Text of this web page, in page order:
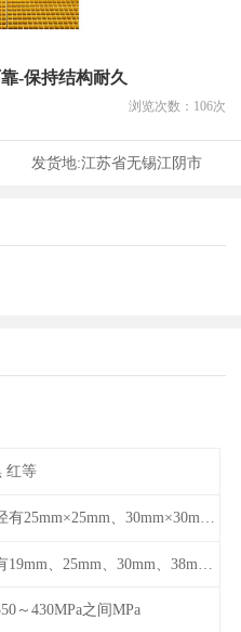
-保持结构耐久
浏览次数： 106次
发货地:江苏省无锡江阴市
红等
～430MPa之间MPa